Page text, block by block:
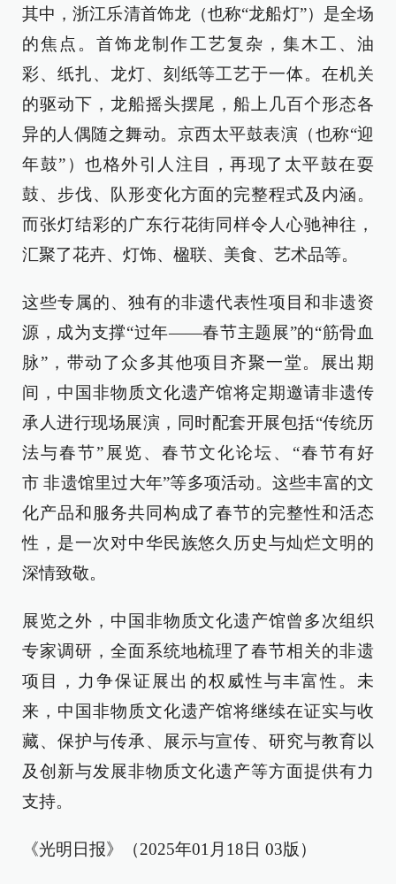
其中，浙江乐清首饰龙（也称“龙船灯”）是全场
的焦点。首饰龙制作工艺复杂，集木工、油
彩、纸扎、龙灯、刻纸等工艺于一体。在机关
的驱动下，龙船摇头摆尾，船上几百个形态各
异的人偶随之舞动。京西太平鼓表演（也称“迎
年鼓”）也格外引人注目，再现了太平鼓在耍
鼓、步伐、队形变化方面的完整程式及内涵。
而张灯结彩的广东行花街同样令人心驰神往，
汇聚了花卉、灯饰、楹联、美食、艺术品等。
这些专属的、独有的非遗代表性项目和非遗资
源，成为支撑“过年——春节主题展”的“筋骨血
脉”，带动了众多其他项目齐聚一堂。展出期
间，中国非物质文化遗产馆将定期邀请非遗传
承人进行现场展演，同时配套开展包括“传统历
法与春节”展览、春节文化论坛、“春节有好
市 非遗馆里过大年”等多项活动。这些丰富的文
化产品和服务共同构成了春节的完整性和活态
性，是一次对中华民族悠久历史与灿烂文明的
深情致敬。
展览之外，中国非物质文化遗产馆曾多次组织
专家调研，全面系统地梳理了春节相关的非遗
项目，力争保证展出的权威性与丰富性。未
来，中国非物质文化遗产馆将继续在证实与收
藏、保护与传承、展示与宣传、研究与教育以
及创新与发展非物质文化遗产等方面提供有力
支持。
《光明日报》（2025年01月18日 03版）